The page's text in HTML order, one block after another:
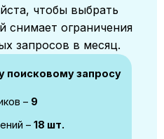
чтобы выбрать
снимает ограничения
запросов в месяц.
поисковому запросу
– 9
– 18 шт.